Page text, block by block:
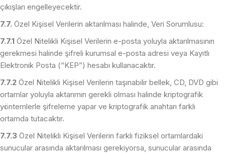
çıkışları engelleyecektir.
7.7. Özel Kişisel Verilerin aktarılması halinde, Veri Sorumlusu:
7.7.1 Özel Nitelikli Kişisel Verilerin e-posta yoluyla aktarılmasının
gerekmesi halinde şifreli kurumsal e-posta adresi veya Kayıtlı
Elektronik Posta (“KEP”) hesabı kullanacaktır.
7.7.2 Özel Nitelikli Kişisel Verilerin taşınabilir bellek, CD, DVD gibi
ortamlar yoluyla aktarımın gerekli olması halinde kriptografik
yöntemlerle şifreleme yapar ve kriptografik anahtarı farklı
ortamda tutacaktır.
7.7.3 Özel Nitelikli Kişisel Verilerin farklı fiziksel ortamlardaki
sunucular arasında aktarılması gerekiyorsa, sunucular arasında